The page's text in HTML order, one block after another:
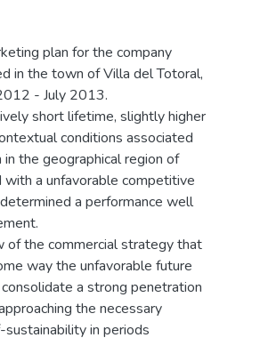
plan for the company
in the town of Villa del Totoral,
- July 2013.
short lifetime, slightly higher
conditions associated
the geographical region of
a unfavorable competitive
a performance well
of the commercial strategy that
way the unfavorable future
a strong penetration
the necessary
in periods